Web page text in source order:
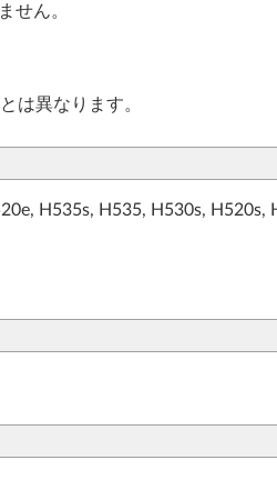
せん。
は異なります。
H535s, H535, H530s, H520s,